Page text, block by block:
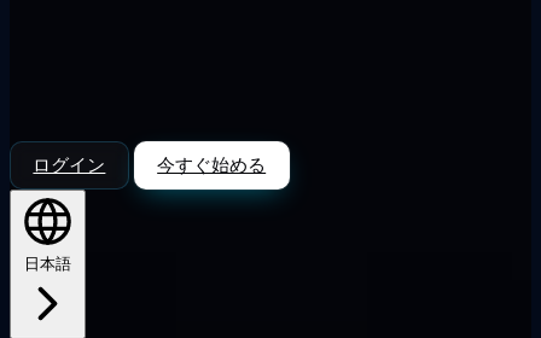
ログイン 今すぐ始める
日本語